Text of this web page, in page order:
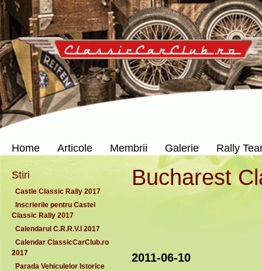
Home Articole Membrii Galerie Rally
Stiri
Castle Classic Rally 2017
Inscrierile pentru Castel
Classic Rally 2017
Calendarul C.R.R.V.I 2017
Calendar ClassicCarClub.ro
2017
Parada Vehiculelor Istorice
Bucharest
2011-06-10